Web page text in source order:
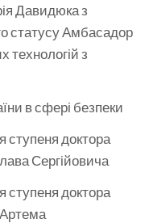
Давидюка з
статусу Амбасадор
технологій з
в сфері безпеки
ступеня доктора
Сергійовича
ступеня доктора